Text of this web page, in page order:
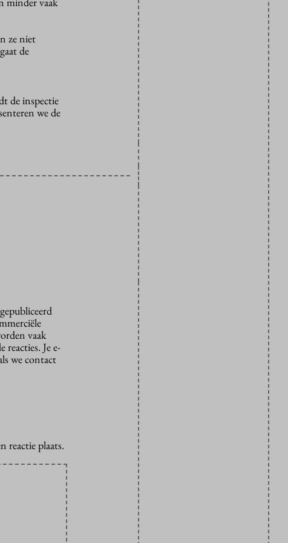
ze niet
de
de inspectie
we de
vaak
Je e-
we contact
reactie plaats.